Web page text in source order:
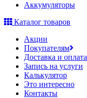
Аккумуляторы
Каталог товаров
Акции
Покупателям
Доставка и оплата
Запись на услуги
Калькулятор
Это интересно
Контакты